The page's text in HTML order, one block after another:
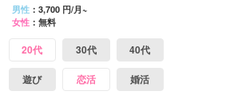
男性：3,700 円/月~
女性：無料
20代 30代 40代
遊び 恋活 婚活